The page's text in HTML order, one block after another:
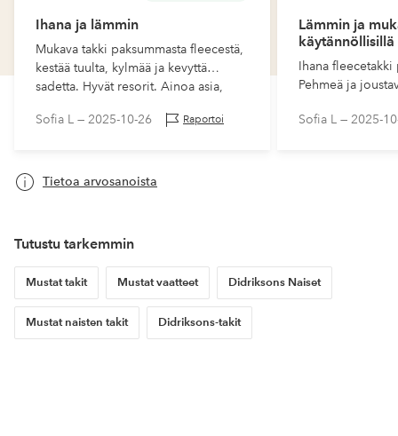
Ihana ja lämmin
Mukava takki paksummasta fleecestä,
kestää tuulta, kylmää ja kevyttä
sadetta. Hyvät resorit. Ainoa asia,
on tumman viininpunainen eikä
Sofia L — 2025-10-26 Raportoi
Lämmin ja
Ihana fleecetakki
Pehmeä ja
kääriä ylös
Sofia L — 2025-
Tietoa arvosanoista
Tutustu tarkemmin
Mustat takit Mustat vaatteet Didriksons Naiset
Mustat naisten takit Didriksons-takit